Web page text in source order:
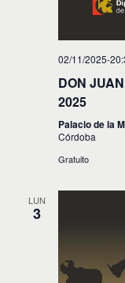
02/11/2025-
DON
2025
Palacio de la
Córdoba
Gratuito
LUN
3